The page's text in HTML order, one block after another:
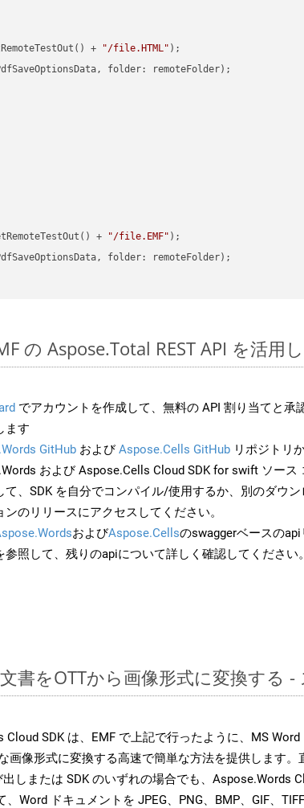
+ "/file.HTML"
+ "/file.EMF"
の Aspose.Total REST API を活用
でアカウントを作成して、無料の API 割り当てと承
ます
GitHub およびAspose.Cells GitHub リポジトリ
および Aspose.Cells Cloud SDK for swift ソース
て、SDK を自分でコンパイル/使用するか、別のダウン
ンのリリースにアクセスしてください。
およびAspose.Cellsのswaggerベースのapi
参照して、残りのapiについて詳しく確認してください。
書をOTTから画像形式に変換する
Cloud SDK は、EMF で上記で行ったように、MS Word
画像形式に変換する高速で簡単な方法を提供します。
出しまたは SDK のいずれの場合でも、Aspose.Words
、Word ドキュメントを JPEG、PNG、BMP、GIF、